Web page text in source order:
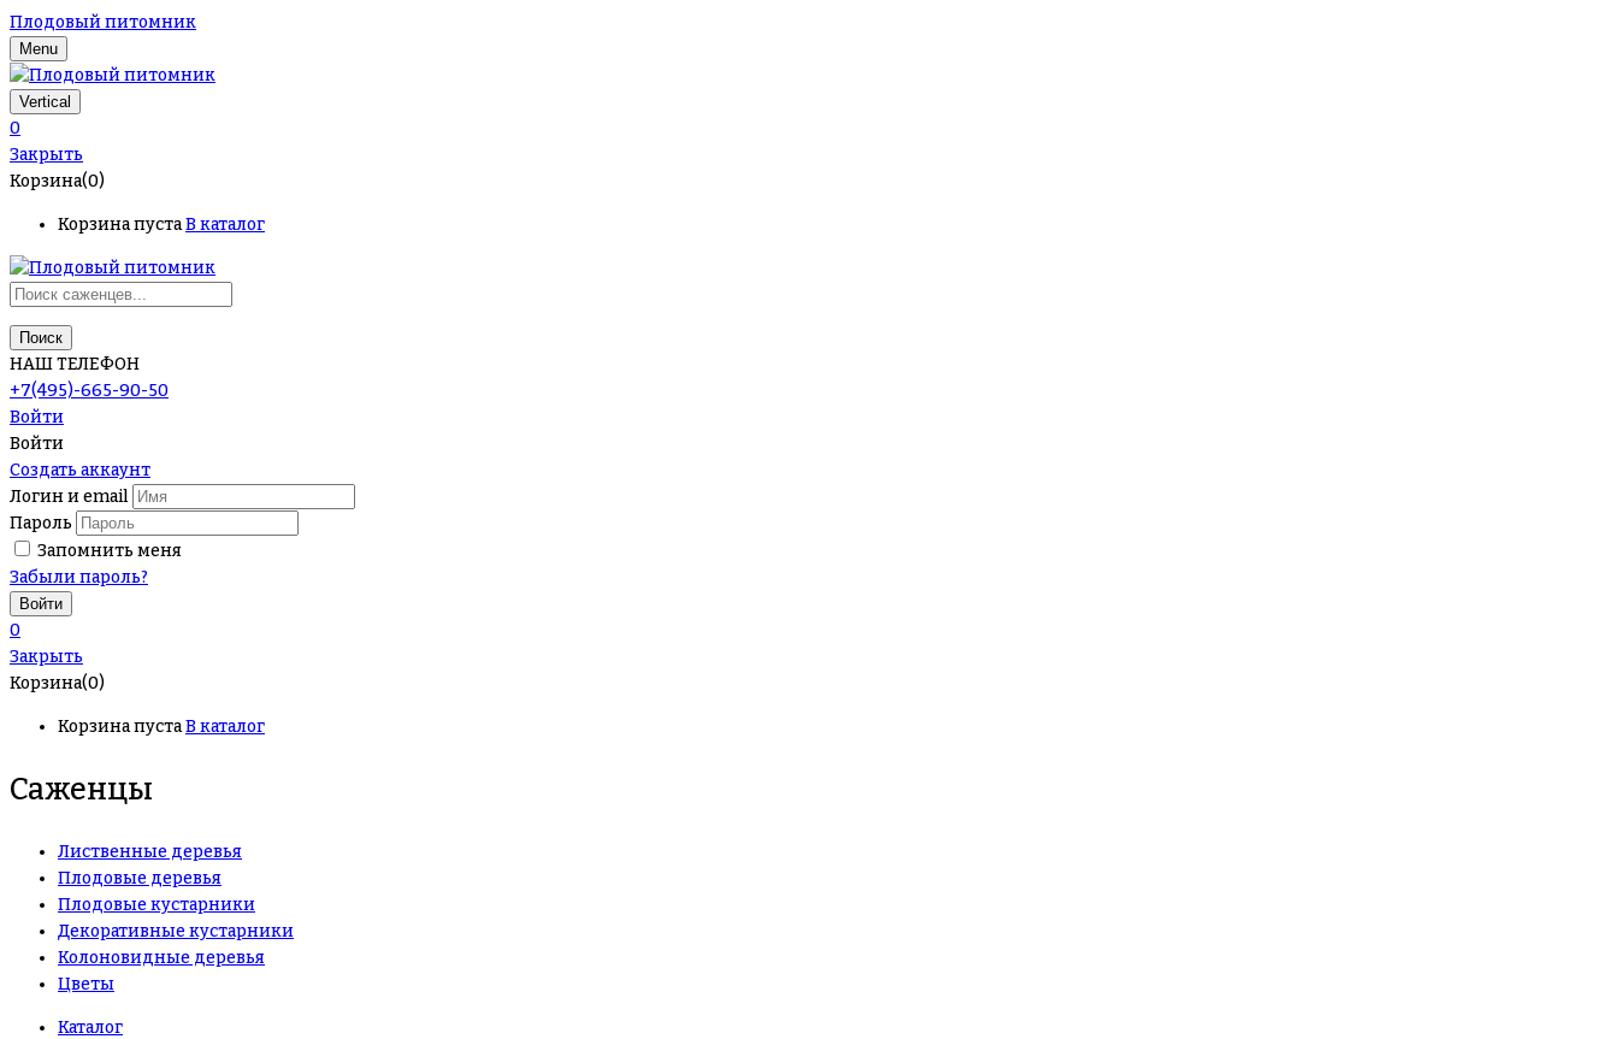
Плодовый питомник
Menu
Vertical
0
Закрыть
Корзина(0)
Корзина пустаВ каталог
Поиск
НАШ ТЕЛЕФОН
+7(495)-665-90-50
Войти
Войти
Создать аккаунт
Логин и email
Пароль
Запомнить меня
Забыли пароль?
0
Закрыть
Корзина(0)
Корзина пустаВ каталог
Саженцы
Лиственные деревья
Плодовые деревья
Плодовые кустарники
Декоративные кустарники
Колоновидные деревья
Цветы
Каталог